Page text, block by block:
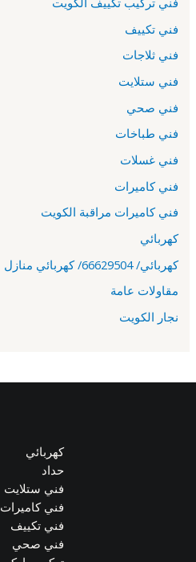
فني تكييف
فني ثلاجات
فني ستلايت
فني صحي
فني طباخات
فني غسلات
فني كاميرات
فني كاميرات مراقبة الكويت
كهربائي
كهربائي/ 66629504/ كهربائي منازل
مقاولات عامة
نجار الكويت
كهربائي
حداد
فني ستلايت
فني كاميرات
فني تكييف
فني صحي